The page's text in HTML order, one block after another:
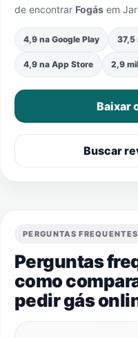
de encontrar Fogás em
4,9 na Google Play 37,5
4,9 na App Store 2,9
Baixar
Buscar
PERGUNTAS FREQUENTES
Perguntas
como
pedir gás